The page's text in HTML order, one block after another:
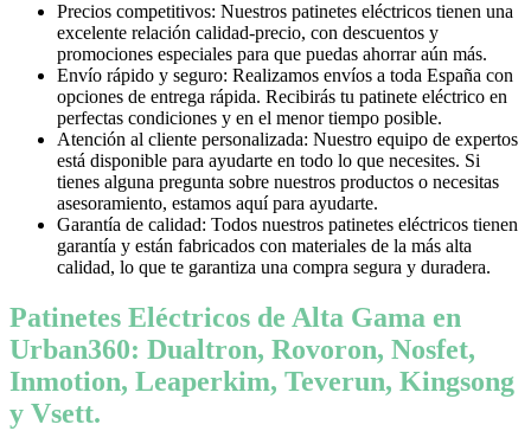
Precios competitivos: Nuestros patinetes eléctricos tienen una
excelente relación calidad-precio, con descuentos y
promociones especiales para que puedas ahorrar aún más.
Envío rápido y seguro: Realizamos envíos a toda España con
opciones de entrega rápida. Recibirás tu patinete eléctrico en
perfectas condiciones y en el menor tiempo posible.
Atención al cliente personalizada: Nuestro equipo de expertos
está disponible para ayudarte en todo lo que necesites. Si
tienes alguna pregunta sobre nuestros productos o necesitas
asesoramiento, estamos aquí para ayudarte.
Garantía de calidad: Todos nuestros patinetes eléctricos tienen
garantía y están fabricados con materiales de la más alta
calidad, lo que te garantiza una compra segura y duradera.
Patinetes Eléctricos de Alta Gama en
Urban360: Dualtron, Rovoron, Nosfet,
Inmotion, Leaperkim, Teverun, Kingsong
y Vsett.